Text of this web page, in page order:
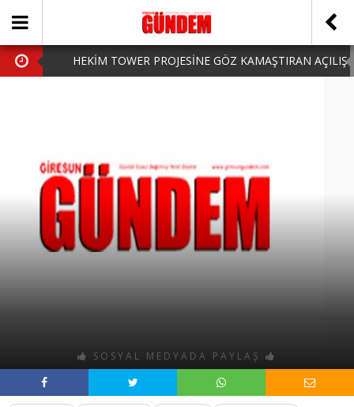
HEKİM TOWER PROJESİNE GÖZ KAMAŞTIRAN AÇILIŞ
HARUN CİCİ: VİDEOYU GÖRÜNCE GÖZLERİM DOLDU
SOSYAL MEDYADA PAYLAŞ